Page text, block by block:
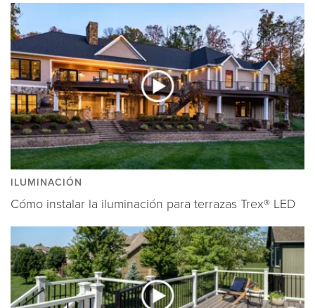
ILUMINACIÓN
Cómo instalar la iluminación para terrazas Trex® LED